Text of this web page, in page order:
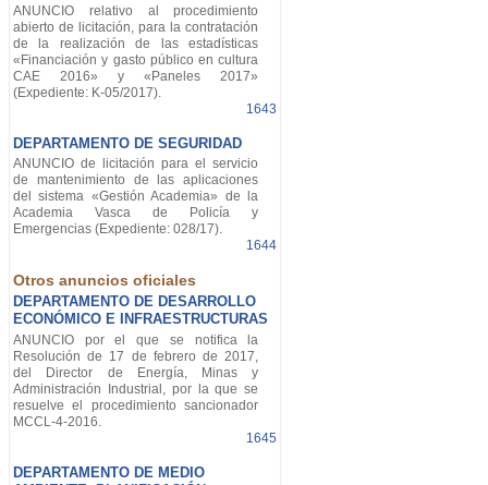
ANUNCIO relativo al procedimiento
abierto de licitación, para la contratación
de la realización de las estadísticas
«Financiación y gasto público en cultura
CAE 2016» y «Paneles 2017»
(Expediente: K-05/2017).
1643
DEPARTAMENTO DE SEGURIDAD
ANUNCIO de licitación para el servicio
de mantenimiento de las aplicaciones
del sistema «Gestión Academia» de la
Academia Vasca de Policía y
Emergencias (Expediente: 028/17).
1644
Otros anuncios oficiales
DEPARTAMENTO DE DESARROLLO
ECONÓMICO E INFRAESTRUCTURAS
ANUNCIO por el que se notifica la
Resolución de 17 de febrero de 2017,
del Director de Energía, Minas y
Administración Industrial, por la que se
resuelve el procedimiento sancionador
MCCL-4-2016.
1645
DEPARTAMENTO DE MEDIO